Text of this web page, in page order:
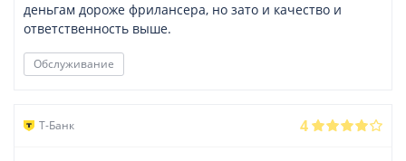
деньгам дороже фрилансера, но зато и качество и
ответственность выше.
Обслуживание
Т-Банк 4